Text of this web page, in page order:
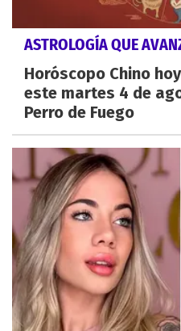
ASTROLOGÍA QUE
Horóscopo Chino
este martes 4 de
Perro de Fuego